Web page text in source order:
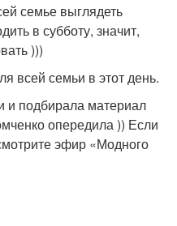
семье выглядеть
в субботу, значит,
)))
всей семьи в этот день.
и подбирала материал
опередила )) Если
эфир «Модного